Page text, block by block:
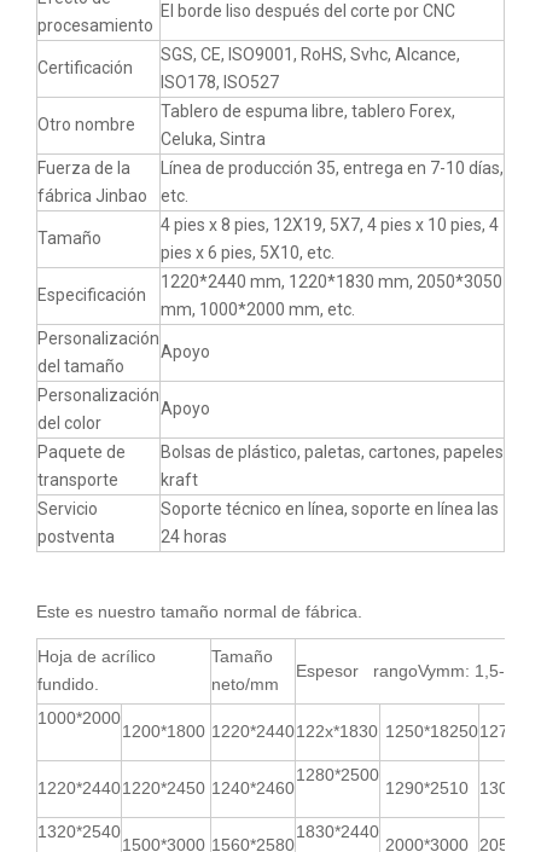
procesamiento
El borde liso después del corte por CNC
Certificación
SGS, CE, ISO9001, RoHS, Svhc, Alcance,
ISO178, ISO527
Otro nombre
Tablero de espuma libre, tablero Forex,
Celuka, Sintra
Fuerza de la
fábrica Jinbao
Línea de producción 35, entrega en 7-10 días,
etc.
Tamaño
4 pies x 8 pies, 12X19, 5X7, 4 pies x 10 pies, 4
pies x 6 pies, 5X10, etc.
Especificación
1220*2440 mm, 1220*1830 mm, 2050*3050
mm, 1000*2000 mm, etc.
Personalización
del tamaño
Apoyo
Personalización
del color
Apoyo
Paquete de
transporte
Bolsas de plástico, paletas, cartones, papeles
kraft
Servicio
postventa
Soporte técnico en línea, soporte en línea las
24 horas
Este es nuestro tamaño normal de fábrica.
Hoja de acrílico
fundido.
Tamaño
neto/mm
Espesor rangoVymm: 1,5-300
1000*2000
1200*1800 1220*2440122x*1830 1250*18250
1220*24401220*2450 1240*2460
1280*2500
1290*2510
1320*2540
1500*3000 1560*2580
1830*2440
2000*3000